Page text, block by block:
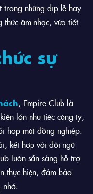
trong những dịp lễ hay
thức âm nhạc, vừa tiết
sự
, Empire Club là
lớn như tiệc công ty,
họp mặt đồng nghiệp.
kết hợp với đội ngũ
luôn sẵn sàng hỗ trợ
thực hiện, đảm bảo
nhớ.